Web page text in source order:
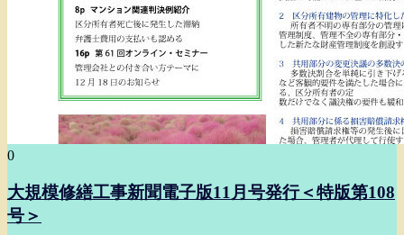
0
大規模修繕工事新聞電子版11月号発行＜特版第108
号＞